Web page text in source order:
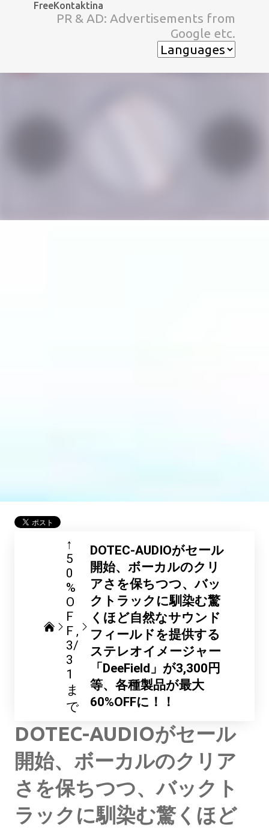
スキップしてメイン コンテンツに移動
FreeKontaktina
PR & AD: Advertisements from
Google etc.
↑
5
0
%
O
F
F
3/
3
1
ま
で
DOTEC-AUDIOがセール
開始、ボーカルのクリ
アさを保ちつつ、バッ
クトラックに馴染む驚
くほど自然なサウンド
フィールドを提供する
ステレオイメージャー
「DeeField」が3,300円
等、各種製品が最大
60%OFFに！！
DOTEC-AUDIOがセール
開始、ボーカルのクリア
さを保ちつつ、バックト
ラックに馴染む驚くほど